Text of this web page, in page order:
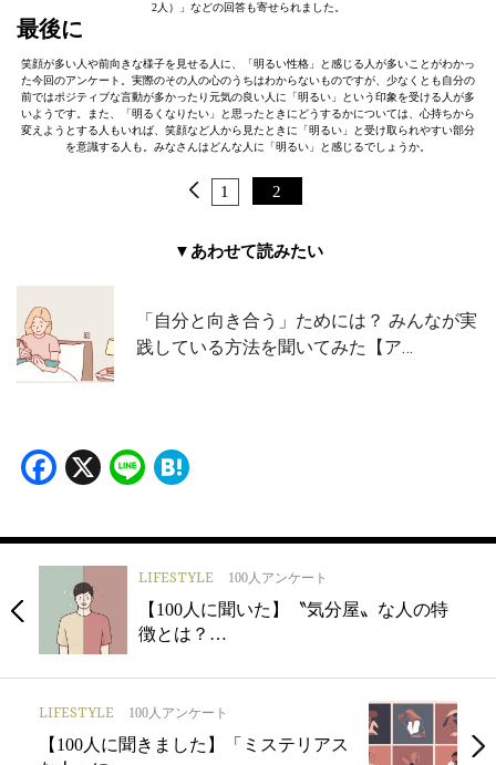
2人）」などの回答も寄せられました。
最後に
笑顔が多い人や前向きな様子を見せる人に、「明るい性格」と感じる人が多いことがわかっ
た今回のアンケート。実際のその人の心のうちはわからないものですが、少なくとも自分の
前ではポジティブな言動が多かったり元気の良い人に「明るい」という印象を受ける人が多
いようです。また、「明るくなりたい」と思ったときにどうするかについては、心持ちから
変えようとする人もいれば、笑顔など人から見たときに「明るい」と受け取られやすい部分
を意識する人も。みなさんはどんな人に「明るい」と感じるでしょうか。
1 2
▼あわせて読みたい
「自分と向き合う」ためには？ みんなが実
践している方法を聞いてみた【ア…
Facebook
X Line
LIFESTYLE 100人アンケート
【100人に聞いた】〝気分屋〟な人の特
徴とは？…
LIFESTYLE 100人アンケート
【100人に聞きました】「ミステリアス